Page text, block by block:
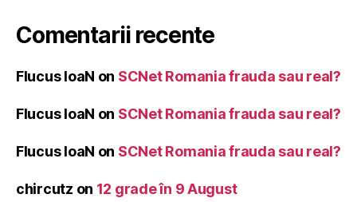
Comentarii recente
Flucus IoaN on SCNet Romania frauda sau real?
Flucus IoaN on SCNet Romania frauda sau real?
Flucus IoaN on SCNet Romania frauda sau real?
chircutz on 12 grade în 9 August